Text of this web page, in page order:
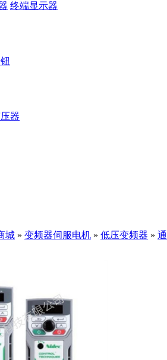
终端显示器
器
城 » 变频器伺服电机 » 低压变频器 »